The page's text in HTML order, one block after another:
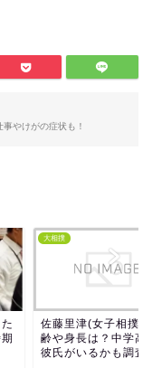
やけがの症状も！
大相撲
佐藤里津(女子相撲)
齢や身長は？中学高
彼氏がいるかも調査